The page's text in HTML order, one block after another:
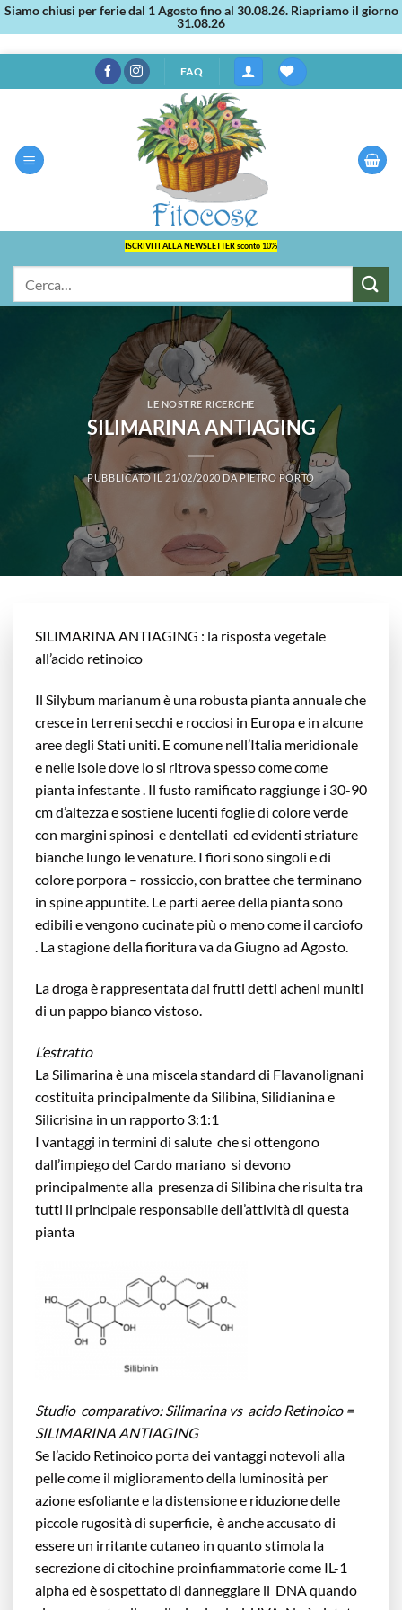
Siamo chiusi per ferie dal 1 Agosto fino al 30.08.26. Riapriamo il giorno
31.08.26
ai
FAQ
ISCRIVITI ALLA NEWSLETTER sconto 10%
LE NOSTRE RICERCHE
SILIMARINA ANTIAGING
PUBBLICATO IL21/02/2020 DAPIETRO PORTO
SILIMARINA ANTIAGING : la risposta vegetale
all’acido retinoico
Il Silybum marianum è una robusta pianta annuale che
cresce in terreni secchi e rocciosi in Europa e in alcune
aree degli Stati uniti. E comune nell’Italia meridionale
e nelle isole dove lo si ritrova spesso come come
pianta infestante . Il fusto ramificato raggiunge i 30-90
cm d’altezza e sostiene lucenti foglie di colore verde
con margini spinosi e dentellati ed evidenti striature
bianche lungo le venature. I fiori sono singoli e di
colore porpora – rossiccio, con brattee che terminano
in spine appuntite. Le parti aeree della pianta sono
edibili e vengono cucinate più o meno come il carciofo
. La stagione della fioritura va da Giugno ad Agosto.
La droga è rappresentata dai frutti detti acheni muniti
di un pappo bianco vistoso.
L’estratto
La Silimarina è una miscela standard di Flavanolignani
costituita principalmente da Silibina, Silidianina e
Silicrisina in un rapporto 3:1:1
I vantaggi in termini di salute che si ottengono
dall’impiego del Cardo mariano si devono
principalmente alla presenza di Silibina che risulta tra
tutti il principale responsabile dell’attività di questa
pianta
Studio comparativo: Silimarina vs acido Retinoico =
SILIMARINA ANTIAGING
Se l’acido Retinoico porta dei vantaggi notevoli alla
pelle come il miglioramento della luminosità per
azione esfoliante e la distensione e riduzione delle
piccole rugosità di superficie, è anche accusato di
essere un irritante cutaneo in quanto stimola la
secrezione di citochine proinfiammatorie come IL-1
alpha ed è sospettato di danneggiare il DNA quando